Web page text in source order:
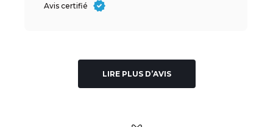
Avis certifié
LIRE PLUS D’AVIS